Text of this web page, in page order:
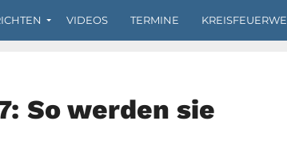
VIDEOS TERMINE
So werden sie